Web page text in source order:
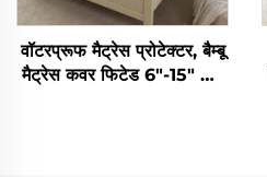
वॉटरप्रूफ मैट्रेस प्रोटेक्टर, बैम्बू
मैट्रेस कवर फिटेड 6"-15" डीप